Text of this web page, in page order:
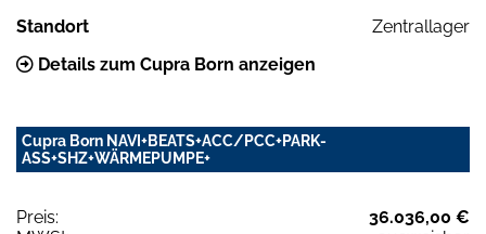
Standort
Zentrallager
Details zum Cupra Born anzeigen
Cupra Born NAVI+BEATS+ACC/PCC+PARK-
ASS+SHZ+WÄRMEPUMPE+
Preis:
36.036,00 €